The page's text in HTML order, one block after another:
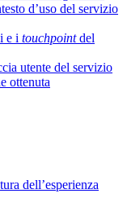
d’uso del servizio
e i touchpointdel
utente del servizio
ottenuta
dell’esperienza